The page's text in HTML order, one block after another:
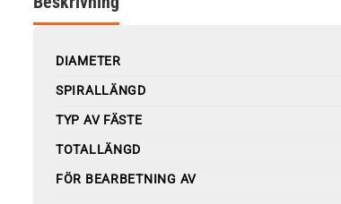
DIAMETER
SPIRALLÄNGD
TYP AV FÄSTE
TOTALLÄNGD
FÖR BEARBETNING AV